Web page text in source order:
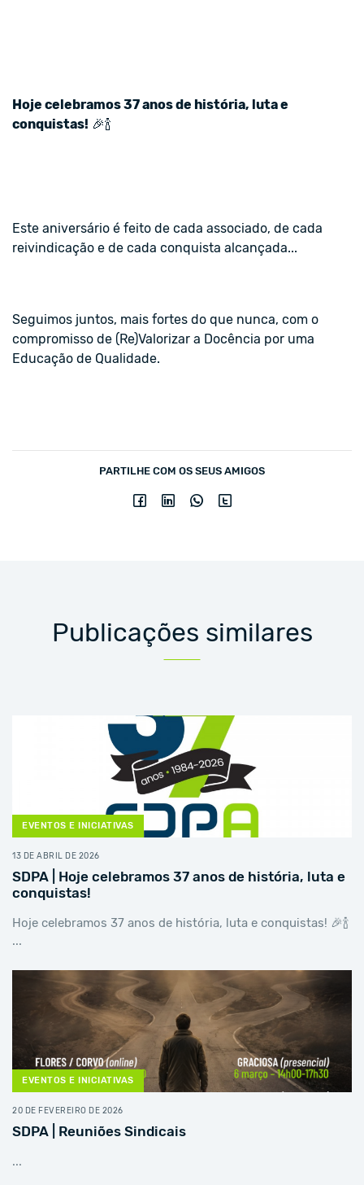
Hoje celebramos 37 anos de história, luta e
conquistas! 🎉🍾
Este aniversário é feito de cada associado, de cada
reivindicação e de cada conquista alcançada...
Seguimos juntos, mais fortes do que nunca, com o
compromisso de (Re)Valorizar a Docência por uma
Educação de Qualidade.
PARTILHE COM OS SEUS AMIGOS
Publicações similares
EVENTOS E INICIATIVAS
13 DE ABRIL DE 2026
SDPA | Hoje celebramos 37 anos de história, luta e
conquistas!
Hoje celebramos 37 anos de história, luta e conquistas! 🎉🍾
...
EVENTOS E INICIATIVAS
20 DE FEVEREIRO DE 2026
SDPA | Reuniões Sindicais
...